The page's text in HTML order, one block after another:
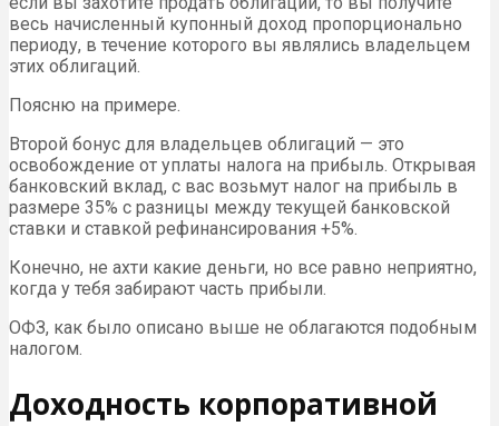
весь начисленный купонный доход пропорционально
периоду, в течение которого вы являлись владельцем
этих облигаций.
Поясню на примере.
Второй бонус для владельцев облигаций — это
освобождение от уплаты налога на прибыль. Открывая
банковский вклад, с вас возьмут налог на прибыль в
размере 35% с разницы между текущей банковской
ставки и ставкой рефинансирования +5%.
Конечно, не ахти какие деньги, но все равно неприятно,
когда у тебя забирают часть прибыли.
ОФЗ, как было описано выше не облагаются подобным
налогом.
Доходность корпоративной